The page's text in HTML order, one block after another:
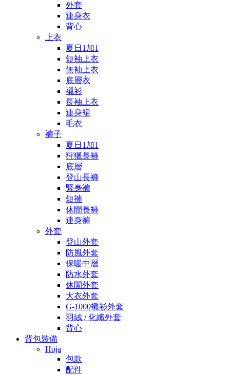
外套
連身衣
背心
上衣
夏日1加1
短袖上衣
無袖上衣
底層衣
襯衫
長袖上衣
連身裙
毛衣
褲子
夏日1加1
狩獵長褲
底層
登山長褲
緊身褲
短褲
休閒長褲
連身褲
外套
登山外套
防風外套
保暖中層
防水外套
休閒外套
大衣外套
G-1000襯衫外套
羽絨 / 化纖外套
背心
背包裝備
Hoja
包款
配件